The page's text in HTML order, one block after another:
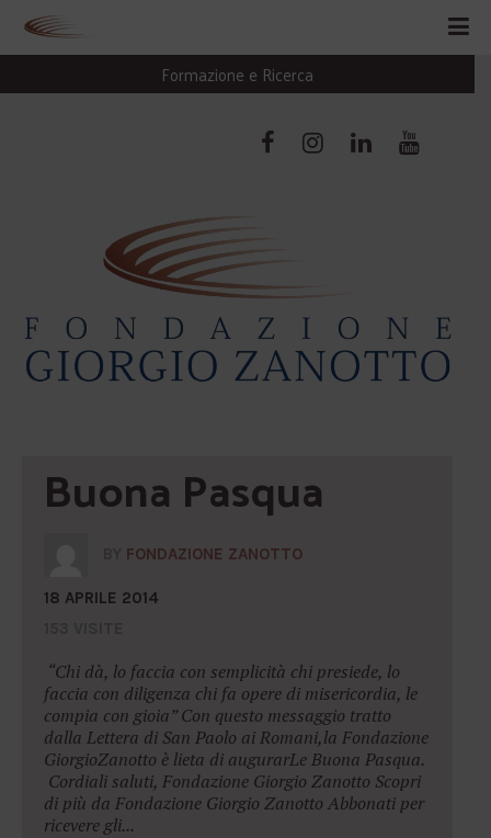
Formazione e Ricerca
Buona Pasqua
FONDAZIONE ZANOTTO
18 APRILE 2014
“Chi dà, lo faccia con semplicità chi presiede, lo
faccia con diligenza chi fa opere di misericordia, le
compia con gioia” Con questo messaggio tratto
dalla Lettera di San Paolo ai Romani,la Fondazione
GiorgioZanotto è lieta di augurarLe Buona Pasqua.
Cordiali saluti, Fondazione Giorgio Zanotto Scopri
di più da Fondazione Giorgio Zanotto Abbonati per
ricevere gli...